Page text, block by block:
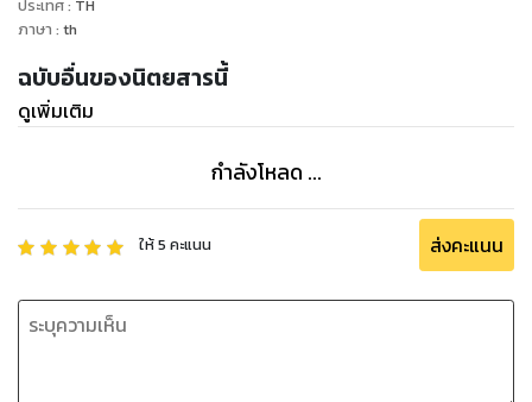
ประเทศ: TH
ภาษา : th
ฉบับอื่นของนิตยสารนี้
ดูเพิ่มเติม
กำลังโหลด ...
ให้5 คะแนน ส่งคะแนน